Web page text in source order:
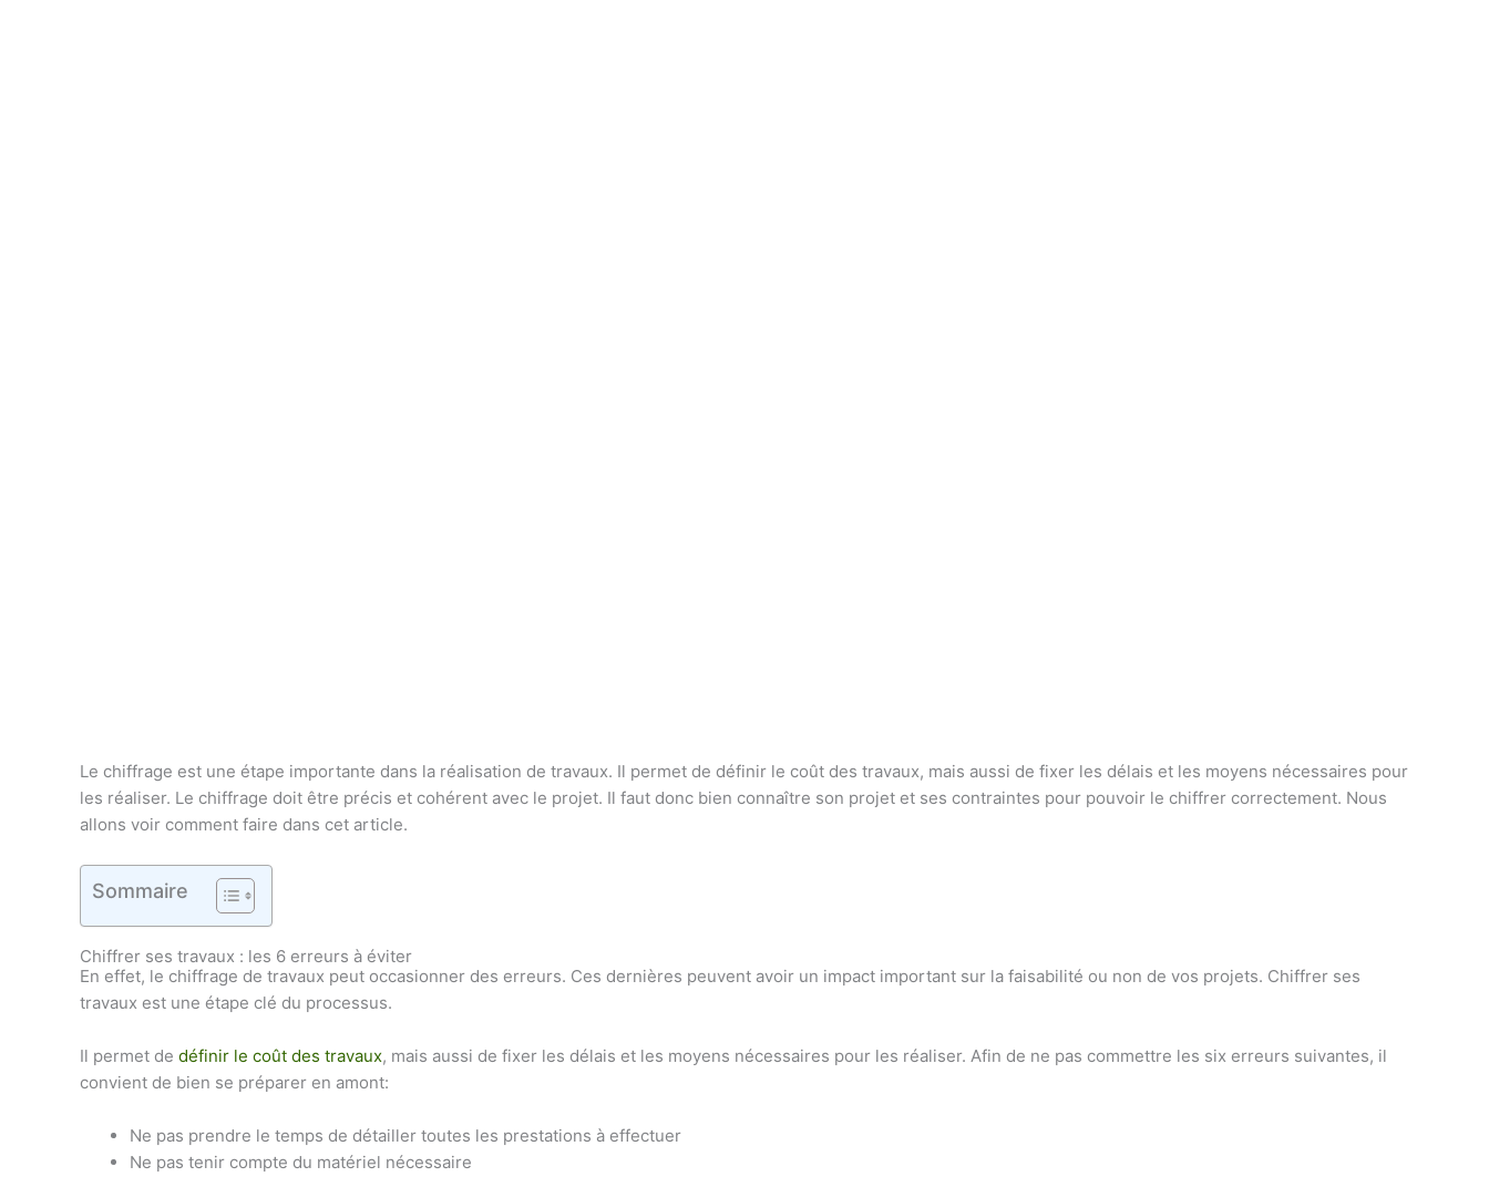
Le chiffrage est une étape importante dans la réalisation de travaux. Il permet de définir le coût des travaux, mais aussi de fixer les délais et les moyens nécessaires pour
les réaliser. Le chiffrage doit être précis et cohérent avec le projet. Il faut donc bien connaître son projet et ses contraintes pour pouvoir le chiffrer correctement. Nous
allons voir comment faire dans cet article.
Sommaire
Chiffrer ses travaux : les 6 erreurs à éviter
En effet, le chiffrage de travaux peut occasionner des erreurs. Ces dernières peuvent avoir un impact important sur la faisabilité ou non de vos projets. Chiffrer ses
travaux est une étape clé du processus.
Il permet de définir le coût des travaux, mais aussi de fixer les délais et les moyens nécessaires pour les réaliser. Afin de ne pas commettre les six erreurs suivantes, il
convient de bien se préparer en amont:
Ne pas prendre le temps de détailler toutes les prestations à effectuer
Ne pas tenir compte du matériel nécessaire